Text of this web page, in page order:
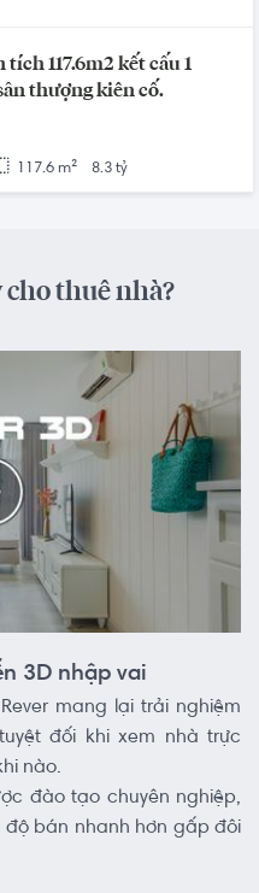
117.6m2 kết cấu 1
thượng kiên cố.
117.6 m² 8.3 tỷ
thuê nhà?
3D nhập vai
mang lại trải nghiệm
đối khi xem nhà trực
nào.
đào tạo chuyên nghiệp,
bán nhanh hơn gấp đôi